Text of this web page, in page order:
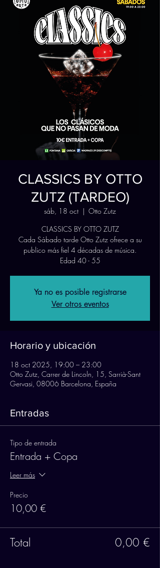
CLASSICS BY OTTO
ZUTZ (TARDEO)
sáb, 18 oct
  |
Otto Zutz
CLASSICS BY OTTO ZUTZ
Cada Sábado tarde Otto Zutz ofrece a su
publico más fiel 4 décadas de música.
Edad 40 - 55
Ya no es posible registrarse
Ver otros eventos
Horario y ubicación
18 oct 2025, 19:00 – 23:00
Otto Zutz, Carrer de Lincoln, 15, Sarrià-Sant
Gervasi, 08006 Barcelona, España
Entradas
Tipo de entrada
Entrada + Copa
Leer más
Precio
10,00 €
Total 0,00 €